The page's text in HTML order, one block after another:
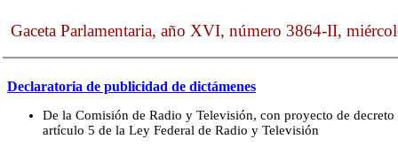
Gaceta Parlamentaria, año XVI, número 3864-II,
Declaratoria de publicidad de dictámenes
De la Comisión de Radio y Televisión, con proyecto de
artículo 5 de la Ley Federal de Radio y Televisión